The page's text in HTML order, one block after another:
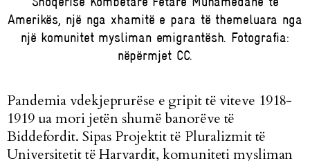
Amerikës, një nga xhamitë e para të themeluara nga
një komunitet mysliman emigrantësh. Fotografia:
nëpërmjet CC.
Pandemia vdekjeprurëse e gripit të viteve 1918-
1919 ua mori jetën shumë banorëve të
Biddefordit. Sipas Projektit të Pluralizmit të
Universitetit të Harvardit, komuniteti mysliman